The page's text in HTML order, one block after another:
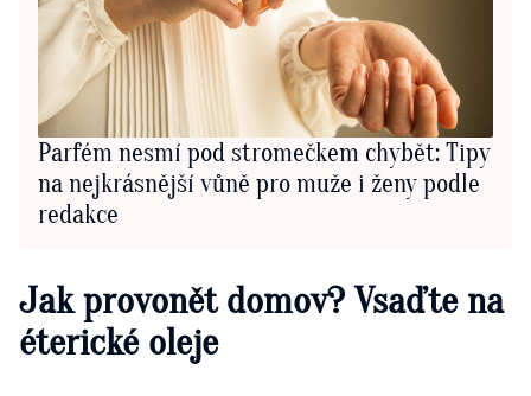
Parfém nesmí pod stromečkem chybět: Tipy
na nejkrásnější vůně pro muže i ženy podle
redakce
Jak provonět domov? Vsaďte na
éterické oleje